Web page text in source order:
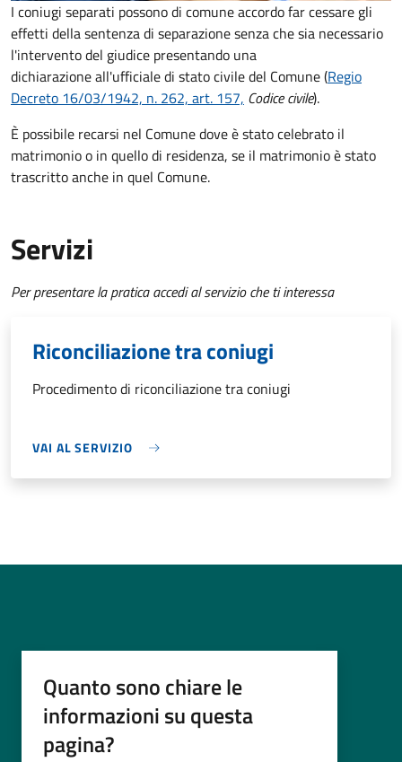
I coniugi separati possono di comune accordo far cessare gli
effetti della sentenza di separazione senza che sia necessario
l'intervento del giudice presentando una
dichiarazione all'ufficiale di stato civile del Comune (Regio
Decreto 16/03/1942, n. 262, art. 157, Codice civile).
È possibile recarsi nel Comune dove è stato celebrato il
matrimonio o in quello di residenza, se il matrimonio è stato
trascritto anche in quel Comune.
Servizi
Per presentare la pratica accedi al servizio che ti interessa
Riconciliazione tra coniugi
Procedimento di riconciliazione tra coniugi
VAI AL SERVIZIO
Quanto sono chiare le
informazioni su questa
pagina?